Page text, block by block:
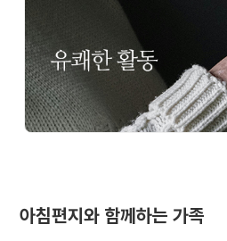
아침편지와 함께하는 가족